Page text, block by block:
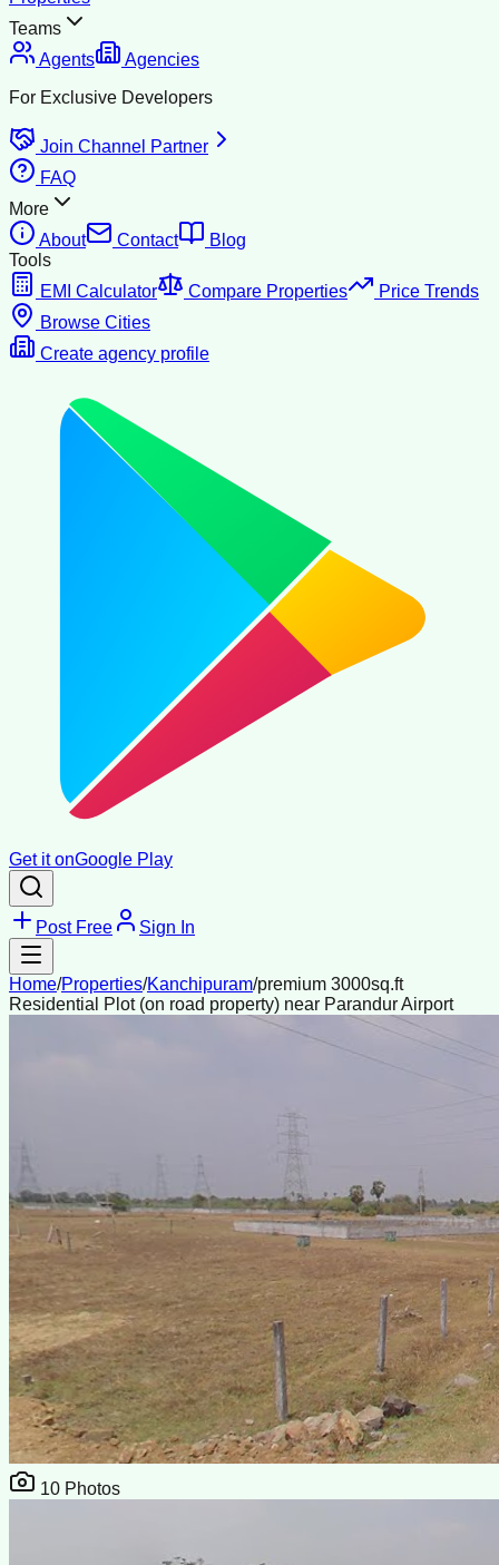
Teams
Agents
Agencies
For Exclusive Developers
Join Channel Partner
FAQ
More
About
Contact
Blog
Tools
EMI Calculator
Compare Properties
Price Trends
Browse Cities
Create agency profile
Get it onGoogle Play
Post Free Sign In
Home/Properties/Kanchipuram/premium 3000sq.ft
Residential Plot (on road property) near Parandur Airport
10 Photos